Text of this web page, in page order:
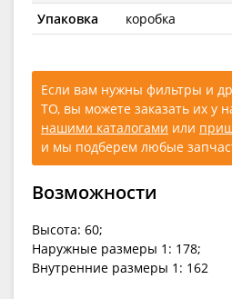
Упаковка
коробка
Если вам нужны фильтры и
ТО, вы можете заказать их у
нашими каталогами или
и мы подберем любые
Возможности
Высота: 60;
Наружные размеры 1: 178;
Внутренние размеры 1: 162